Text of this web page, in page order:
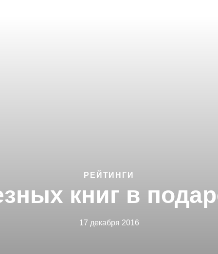
РЕЙТИНГИ
книг в
17 декабря 2016